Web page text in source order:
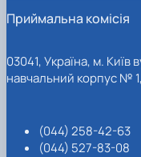
Приймальна комісія
03041, Україна, м. Київ
навчальний корпус №
(044) 258-42-63
(044) 527-83-08